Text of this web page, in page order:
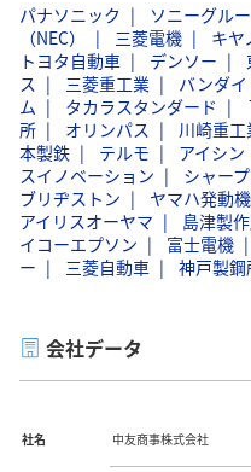
パナソニック ソニーグル
（NEC）
三菱電機 キヤ
トヨタ自動車
デンソー
ス
三菱重工業 バンダイ
ム
タカラスタンダード
所
オリンパス 川崎重工
本製鉄
テルモ アイシン
スイノベーション
シャープ
ブリヂストン
ヤマハ発動機
アイリスオーヤマ
島津製
イコーエプソン
富士電機
ー
三菱自動車 神戸製鋼
会社データ
社名 中友商事株式会社